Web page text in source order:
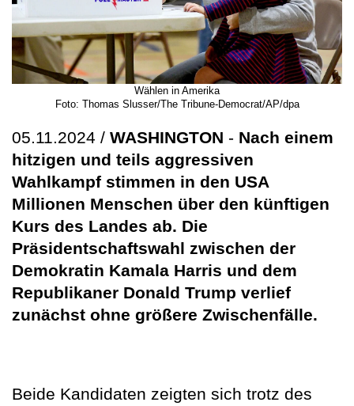
Wählen in Amerika
Foto: Thomas Slusser/The Tribune-Democrat/AP/dpa
05.11.2024 / WASHINGTON - Nach einem
hitzigen und teils aggressiven
Wahlkampf stimmen in den USA
Millionen Menschen über den künftigen
Kurs des Landes ab. Die
Präsidentschaftswahl zwischen der
Demokratin Kamala Harris und dem
Republikaner Donald Trump verlief
zunächst ohne größere Zwischenfälle.
Beide Kandidaten zeigten sich trotz des